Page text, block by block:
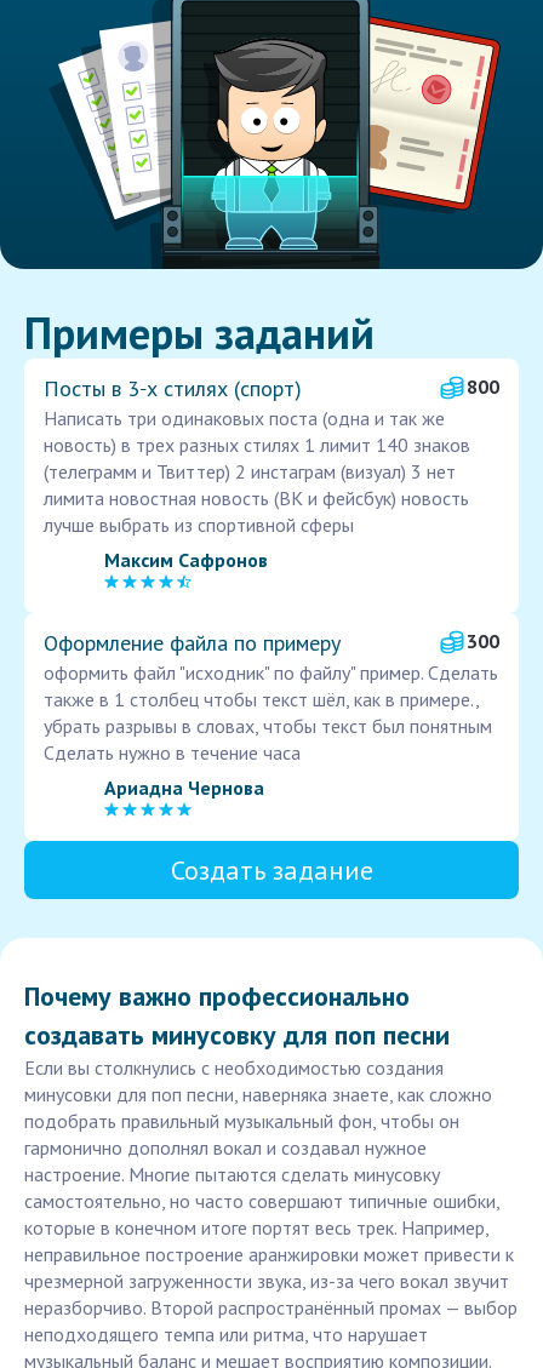
Примеры заданий
Посты в 3‑х стилях (спорт)
800
Написать три одинаковых поста (одна и так же
новость) в трех разных стилях 1 лимит 140 знаков
(телеграмм и Твиттер) 2 инстаграм (визуал) 3 нет
лимита новостная новость (ВК и фейсбук) новость
лучше выбрать из спортивной сферы
Максим Сафронов
Оформление файла по примеру
300
оформить файл "исходник" по файлу" пример. Сделать
также в 1 столбец чтобы текст шёл, как в примере.,
убрать разрывы в словах, чтобы текст был понятным
Сделать нужно в течение часа
Ариадна Чернова
Создать задание
Почему важно профессионально
создавать минусовку для поп песни
Если вы столкнулись с необходимостью создания
минусовки для поп песни, наверняка знаете, как сложно
подобрать правильный музыкальный фон, чтобы он
гармонично дополнял вокал и создавал нужное
настроение. Многие пытаются сделать минусовку
самостоятельно, но часто совершают типичные ошибки,
которые в конечном итоге портят весь трек. Например,
неправильное построение аранжировки может привести к
чрезмерной загруженности звука, из-за чего вокал звучит
неразборчиво. Второй распространённый промах — выбор
неподходящего темпа или ритма, что нарушает
музыкальный баланс и мешает восприятию композиции.